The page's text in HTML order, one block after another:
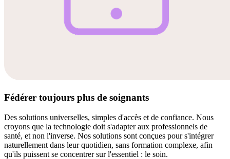
Fédérer toujours plus de soignants
Des solutions universelles, simples d'accès et de confiance. Nous
croyons que la technologie doit s'adapter aux professionnels de
santé, et non l'inverse. Nos solutions sont conçues pour s'intégrer
naturellement dans leur quotidien, sans formation complexe, afin
qu'ils puissent se concentrer sur l'essentiel : le soin.